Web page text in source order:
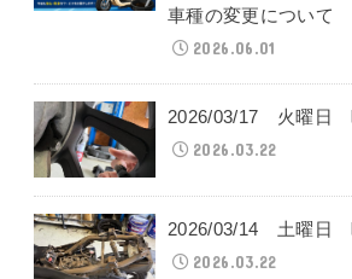
車種の変更について
2026.06.01
2026/03/17 火曜日
2026.03.22
2026/03/14 土曜日
2026.03.22